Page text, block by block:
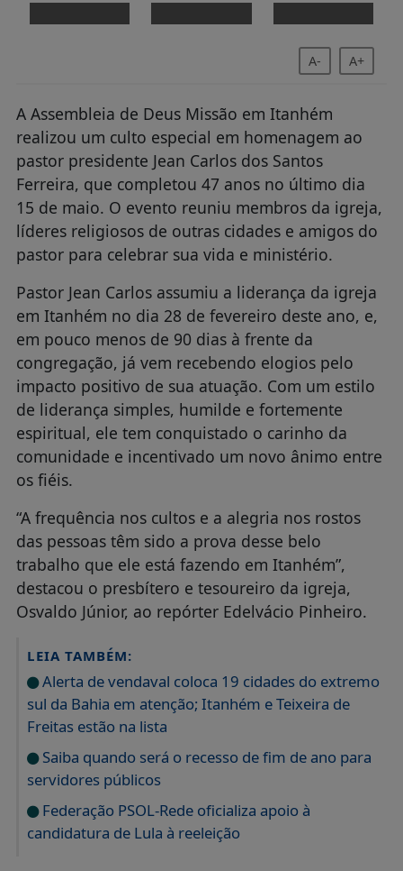
A- A+
A Assembleia de Deus Missão em Itanhém
realizou um culto especial em homenagem ao
pastor presidente Jean Carlos dos Santos
Ferreira, que completou 47 anos no último dia
15 de maio. O evento reuniu membros da igreja,
líderes religiosos de outras cidades e amigos do
pastor para celebrar sua vida e ministério.
Pastor Jean Carlos assumiu a liderança da igreja
em Itanhém no dia 28 de fevereiro deste ano, e,
em pouco menos de 90 dias à frente da
congregação, já vem recebendo elogios pelo
impacto positivo de sua atuação. Com um estilo
de liderança simples, humilde e fortemente
espiritual, ele tem conquistado o carinho da
comunidade e incentivado um novo ânimo entre
os fiéis.
“A frequência nos cultos e a alegria nos rostos
das pessoas têm sido a prova desse belo
trabalho que ele está fazendo em Itanhém”,
destacou o presbítero e tesoureiro da igreja,
Osvaldo Júnior, ao repórter Edelvácio Pinheiro.
LEIA TAMBÉM:
Alerta de vendaval coloca 19 cidades do extremo
sul da Bahia em atenção; Itanhém e Teixeira de
Freitas estão na lista
Saiba quando será o recesso de fim de ano para
servidores públicos
Federação PSOL-Rede oficializa apoio à
candidatura de Lula à reeleição